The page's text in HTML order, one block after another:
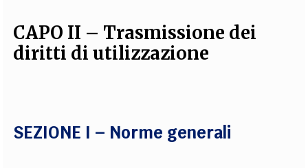
FOTOGRAFI PARTNER COLLABORA CON NOI
SOCIAL MEDIA
CAPO II – Trasmissione dei
diritti di utilizzazione
SEZIONE I – Norme generali